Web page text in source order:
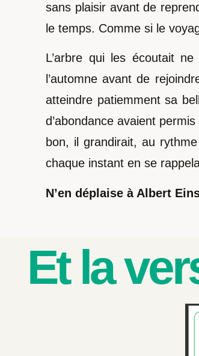
sans plaisir avant de
le temps. Comme si le
L’arbre qui les écoutait
l’automne avant de
atteindre patiemment sa
d’abondance avaient
bon, il grandirait, au
chaque instant en se
N’en déplaise à Albert
Et la